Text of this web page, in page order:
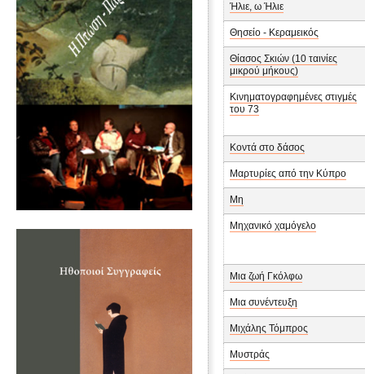
Ήλιε, ω Ήλιε
Θησείο - Κεραμεικός
Θίασος Σκιών (10 ταινίες
μικρού μήκους)
Κινηματογραφημένες στιγμές
του 73
Κοντά στο δάσος
Μαρτυρίες από την Κύπρο
Μη
Μηχανικό χαμόγελο
Μια ζωή Γκόλφω
Μια συνέντευξη
Μιχάλης Τόμπρος
Μυστράς